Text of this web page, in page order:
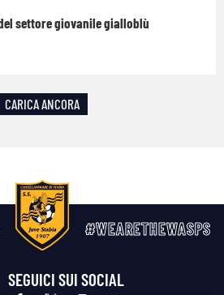
settore giovanile gialloblù
CARICA ANCORA
#WEARETHEWASPS
SEGUICI SUI SOCIAL